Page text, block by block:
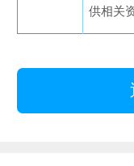
供相关